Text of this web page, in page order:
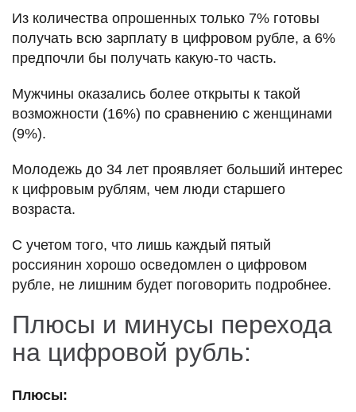
Из количества опрошенных только 7% готовы
получать всю зарплату в цифровом рубле, а 6%
предпочли бы получать какую-то часть.
Мужчины оказались более открыты к такой
возможности (16%) по сравнению с женщинами
(9%).
Молодежь до 34 лет проявляет больший интерес
к цифровым рублям, чем люди старшего
возраста.
С учетом того, что лишь каждый пятый
россиянин хорошо осведомлен о цифровом
рубле, не лишним будет поговорить подробнее.
Плюсы и минусы перехода
на цифровой рубль:
Плюсы: